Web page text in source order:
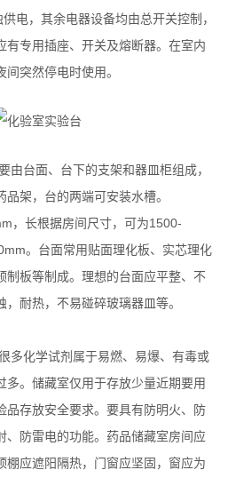
电，其余电器设备均由总开关控制，
有专用插座、开关及熔断器。在室内
突然停电时使用。
由台面、台下的支架和器皿柜组成，
架，台的两端可安装水槽。
长根据房间尺寸，可为1500-
。台面常用贴面理化板、实芯理化
制板等制成。理想的台面应平整、不
耐热，不易碰碎玻璃器皿等。
多化学试剂属于易燃、易爆、有毒或
多。储藏室仅用于存放少量近期要用
品存放安全要求。要具有防明火、防
、防雷电的功能。药品储藏室房间应
棚应遮阳隔热，门窗应坚固，窗应为